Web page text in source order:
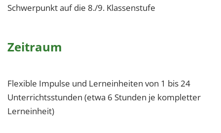
Schwerpunkt auf die 8./9. Klassenstufe
Zeitraum
Flexible Impulse und Lerneinheiten von 1 bis 24
Unterrichtsstunden (etwa 6 Stunden je kompletter
Lerneinheit)